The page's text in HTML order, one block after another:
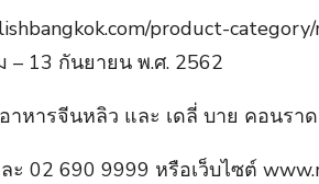
product-
– 13 กันยายน พ.ศ. 2562
ารจีนหลิว และ เดลี่ บาย คอนรา
02 690 9999 หรือเว็บไซต์